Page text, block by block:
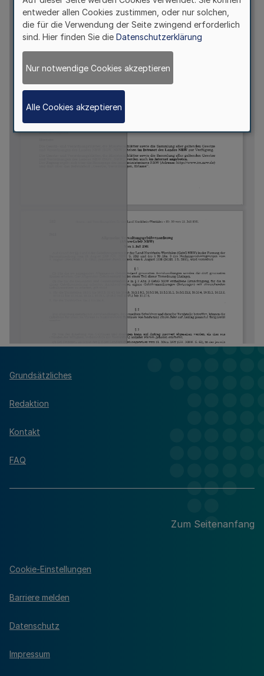
Grundsätzliches
Redaktion
Kontakt
FAQ
Zum Seitenanfang
Cookie-Einstellungen
Barriere melden
Datenschutz
Impressum
entweder allen Cookies zustimmen, oder nur solchen,
die für die Verwendung der Seite zwingend erforderlich
sind. Hier finden Sie die Datenschutzerklärung
Nur notwendige Cookies akzeptieren
Alle Cookies akzeptieren